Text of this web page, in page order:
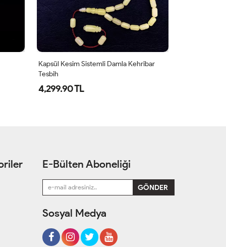
Kapsül Kesim Sistemli Damla Kehribar
Tesbih
4,299.90 TL
E-Bülten Aboneliği
Sosyal Medya